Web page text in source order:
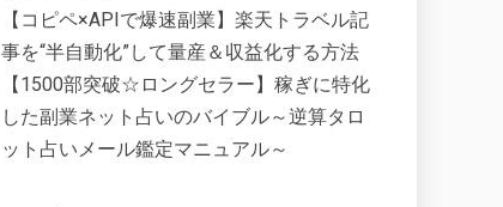
【コピペ×APIで爆速副業】楽天トラベル記
事を“半自動化”して量産＆収益化する方法
【1500部突破☆ロングセラー】稼ぎに特化
した副業ネット占いのバイブル～逆算タロ
ット占いメール鑑定マニュアル～